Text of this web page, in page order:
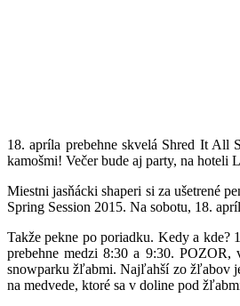
18. apríla prebehne skvelá Shred It All
kamošmi! Večer bude aj party, na
Miestni jasňácki shaperi si za ušetrené
Spring Session 2015. Na sobotu, 18.
Takže pekne po poriadku. Kedy a kde?
prebehne medzi 8:30 a 9:30.
snowparku žľabmi. Najľahší zo žľabov
na medvede, ktoré sa v doline pod